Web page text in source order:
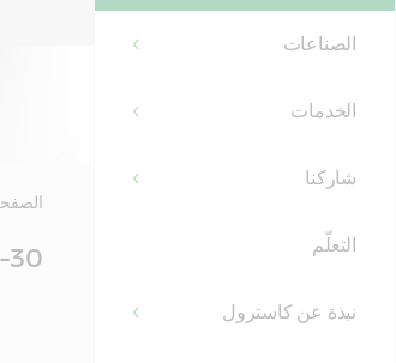
الصناعات
الخدمات
شاركنا
التعلّم
نبذة عن كاسترول
Content
30